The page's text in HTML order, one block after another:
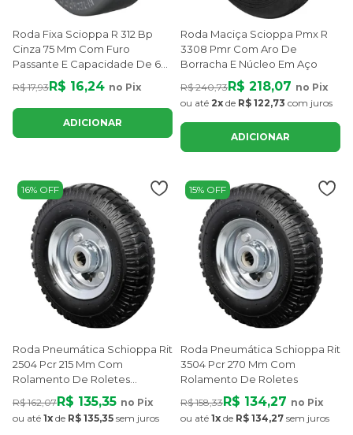
Roda Fixa Scioppa R 312 Bp
Cinza 75 Mm Com Furo
Passante E Capacidade De 60
R$ 17,93R$ 16,24 no Pix
ADICIONAR
Roda Maciça Scioppa Pmx R
3308 Pmr Com Aro De
Borracha E Núcleo Em Aço
R$ 240,73R$ 218,07 no Pix
ou até 2x de R$ 122,73 com juros
ADICIONAR
16% OFF
Roda Pneumática Schioppa Rit
2504 Pcr 215 Mm Com
Rolamento De Roletes
Capacidade 70 Kg
R$ 162,07R$ 135,35 no Pix
ou até 1x de R$ 135,35 sem juros
15% OFF
Roda Pneumática Schioppa Rit
3504 Pcr 270 Mm Com
Rolamento De Roletes
R$ 158,33R$ 134,27 no Pix
ou até 1x de R$ 134,27 sem juros